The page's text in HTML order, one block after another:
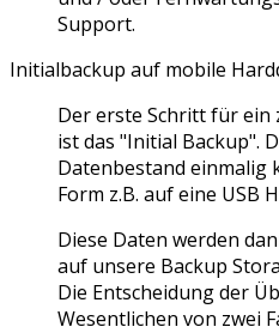
Support.
Initialbackup auf mobile
Der erste Schritt für ein
ist das "Initial Backup".
Datenbestand einmalig
Form z.B. auf eine USB
Diese Daten werden
auf unsere Backup
Die Entscheidung der
Wesentlichen von zwei